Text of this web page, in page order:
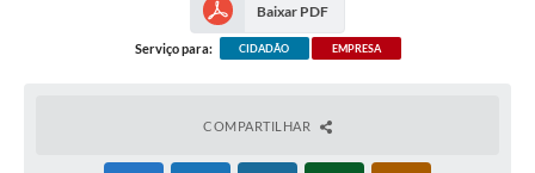
Baixar PDF
Serviço para: CIDADÃO EMPRESA
COMPARTILHAR